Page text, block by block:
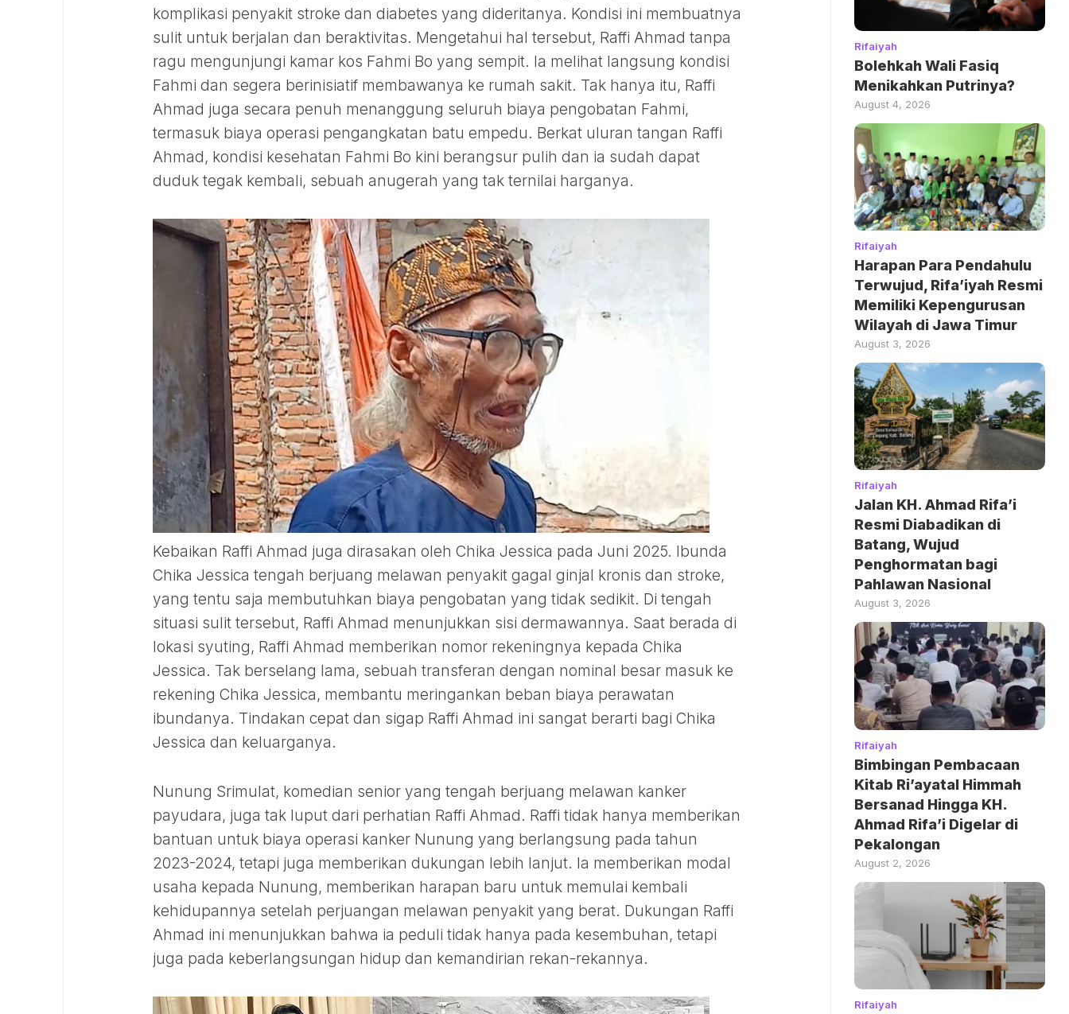
komplikasi penyakit stroke dan diabetes yang dideritanya. Kondisi ini membuatnya
sulit untuk berjalan dan beraktivitas. Mengetahui hal tersebut, Raffi Ahmad tanpa
ragu mengunjungi kamar kos Fahmi Bo yang sempit. Ia melihat langsung kondisi
Fahmi dan segera berinisiatif membawanya ke rumah sakit. Tak hanya itu, Raffi
Ahmad juga secara penuh menanggung seluruh biaya pengobatan Fahmi,
termasuk biaya operasi pengangkatan batu empedu. Berkat uluran tangan Raffi
Ahmad, kondisi kesehatan Fahmi Bo kini berangsur pulih dan ia sudah dapat
duduk tegak kembali, sebuah anugerah yang tak ternilai harganya.
Kebaikan Raffi Ahmad juga dirasakan oleh Chika Jessica pada Juni 2025. Ibunda
Chika Jessica tengah berjuang melawan penyakit gagal ginjal kronis dan stroke,
yang tentu saja membutuhkan biaya pengobatan yang tidak sedikit. Di tengah
situasi sulit tersebut, Raffi Ahmad menunjukkan sisi dermawannya. Saat berada di
lokasi syuting, Raffi Ahmad memberikan nomor rekeningnya kepada Chika
Jessica. Tak berselang lama, sebuah transferan dengan nominal besar masuk ke
rekening Chika Jessica, membantu meringankan beban biaya perawatan
ibundanya. Tindakan cepat dan sigap Raffi Ahmad ini sangat berarti bagi Chika
Jessica dan keluarganya.
Nunung Srimulat, komedian senior yang tengah berjuang melawan kanker
payudara, juga tak luput dari perhatian Raffi Ahmad. Raffi tidak hanya memberikan
bantuan untuk biaya operasi kanker Nunung yang berlangsung pada tahun
2023-2024, tetapi juga memberikan dukungan lebih lanjut. Ia memberikan modal
usaha kepada Nunung, memberikan harapan baru untuk memulai kembali
kehidupannya setelah perjuangan melawan penyakit yang berat. Dukungan Raffi
Ahmad ini menunjukkan bahwa ia peduli tidak hanya pada kesembuhan, tetapi
juga pada keberlangsungan hidup dan kemandirian rekan-rekannya.
Rifaiyah
Bolehkah Wali Fasiq
Menikahkan Putrinya?
August 4, 2026
Rifaiyah
Harapan Para Pendahulu
Terwujud, Rifa’iyah Resmi
Memiliki Kepengurusan
Wilayah di Jawa Timur
August 3, 2026
Rifaiyah
Jalan KH. Ahmad Rifa’i
Resmi Diabadikan di
Batang, Wujud
Penghormatan bagi
Pahlawan Nasional
August 3, 2026
Rifaiyah
Bimbingan Pembacaan
Kitab Ri’ayatal Himmah
Bersanad Hingga KH.
Ahmad Rifa’i Digelar di
Pekalongan
August 2, 2026
Rifaiyah